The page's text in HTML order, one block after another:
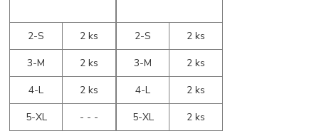
2-S
2 ks
3-M
2 ks
4-L
2 ks
5-XL
- - -
2-S
2 ks
3-M
2 ks
4-L
2 ks
5-XL
2 ks